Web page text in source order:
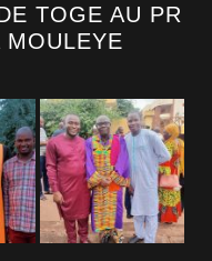
TOGE AU PR